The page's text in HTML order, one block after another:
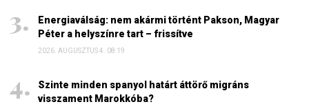
Energiaválság: nem akármi történt Pakson, Magyar
Péter a helyszínre tart – frissítve
2026. AUGUSZTUS 4. 08:19
Szinte minden spanyol határt áttörő migráns
visszament Marokkóba?